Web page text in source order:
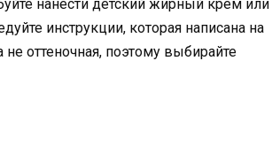
нанести детский жирный крем или
инструкции, которая написана на
оттеночная, поэтому выбирайте